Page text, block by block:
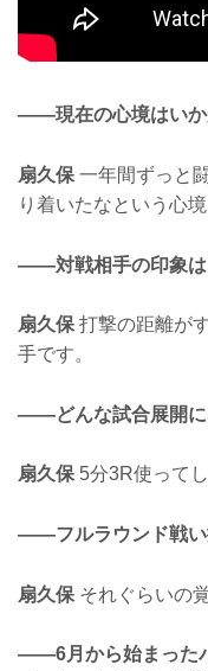
——現在の心境はいか
扇久保 一年間ずっと
り着いたなという心境
——対戦相手の印象は
扇久保 打撃の距離が
手です。
——どんな試合展開に
扇久保 5分3R使って
——フルラウンド戦い
扇久保 それぐらいの
——6月から始まった